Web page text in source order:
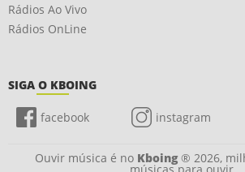
Rádios Ao Vivo
Rádios OnLine
SIGA O KBOING
facebook instagram
Ouvir música é no Kboing® 2026,
músicas para ouvir